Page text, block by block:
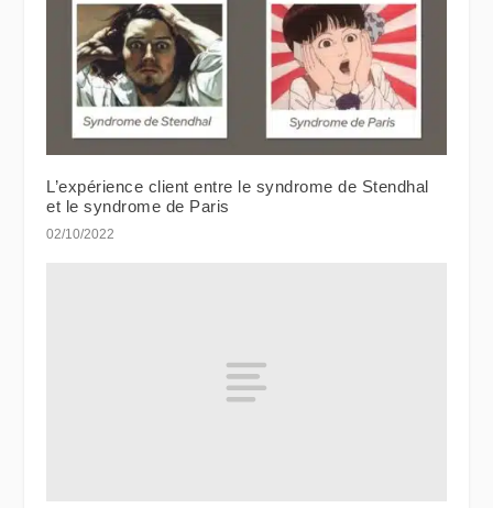
L’expérience client entre le syndrome de Stendhal
et le syndrome de Paris
02/10/2022